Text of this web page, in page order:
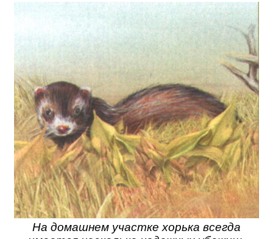
На домашнем участке хорька всегда